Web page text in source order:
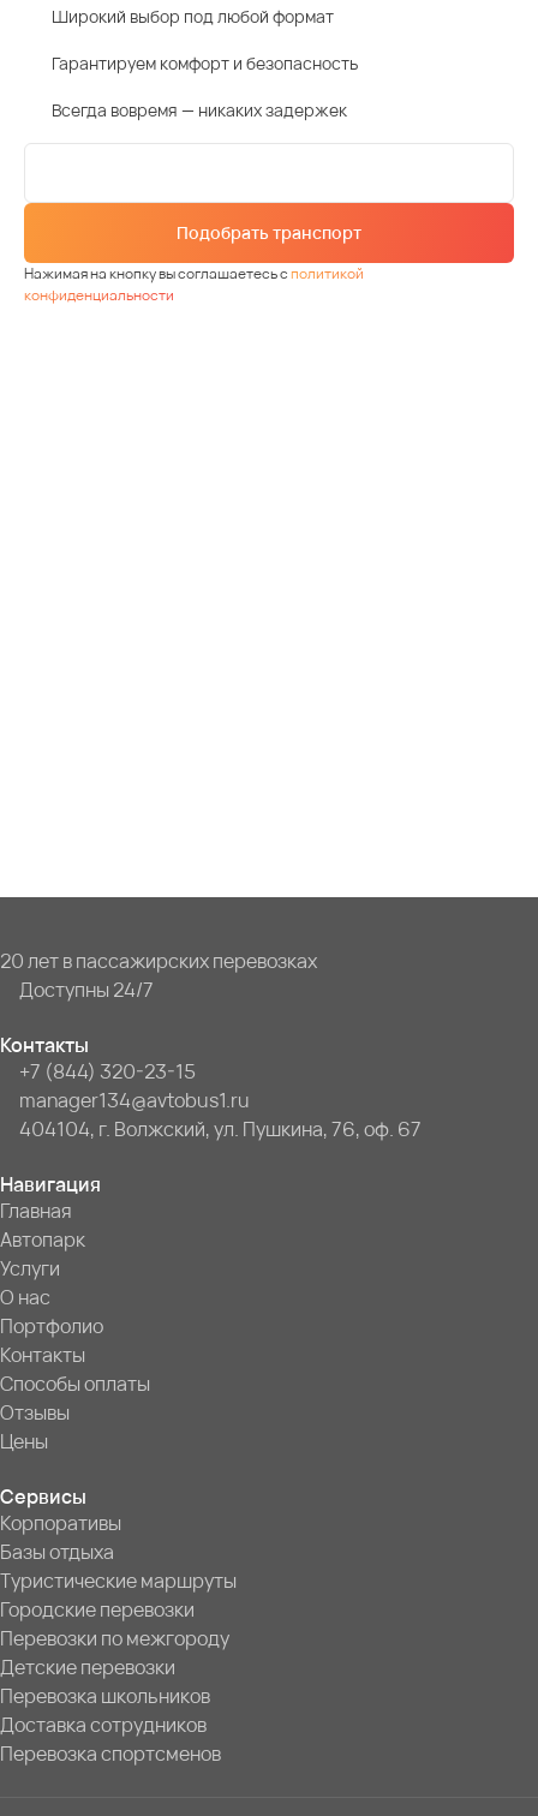
Широкий выбор под любой формат
Гарантируем комфорт и безопасность
Всегда вовремя — никаких задержек
Подобрать транспорт
Нажимая на кнопку вы соглашаетесь сполитикой
конфиденциальности
20 лет в пассажирских перевозках
Доступны 24/7
Контакты
+7 (844) 320-23-15
manager134@avtobus1.ru
404104, г. Волжский, ул. Пушкина, 76, оф. 67
Навигация
Главная
Автопарк
Услуги
О нас
Портфолио
Контакты
Способы оплаты
Отзывы
Цены
Сервисы
Корпоративы
Базы отдыха
Туристические маршруты
Городские перевозки
Перевозки по межгороду
Детские перевозки
Перевозка школьников
Доставка сотрудников
Перевозка спортсменов